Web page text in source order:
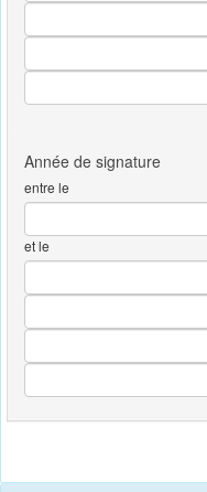
entre le
et le